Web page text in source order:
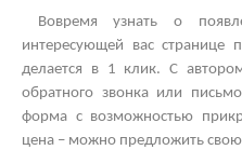
Вовремя узнать о
интересующей вас странице
делается в 1 клик. С
обратного звонка или
форма с возможностью
цена – можно предложить